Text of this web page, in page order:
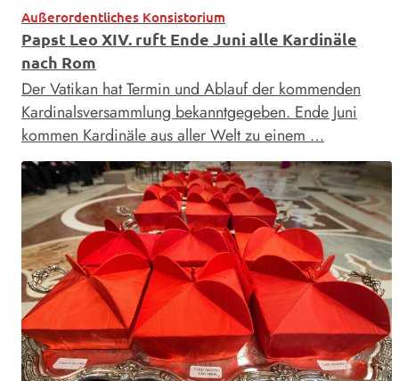
Außerordentliches Konsistorium
Papst Leo XIV. ruft Ende Juni alle Kardinäle
nach Rom
Der Vatikan hat Termin und Ablauf der kommenden
Kardinalsversammlung bekanntgegeben. Ende Juni
kommen Kardinäle aus aller Welt zu einem …